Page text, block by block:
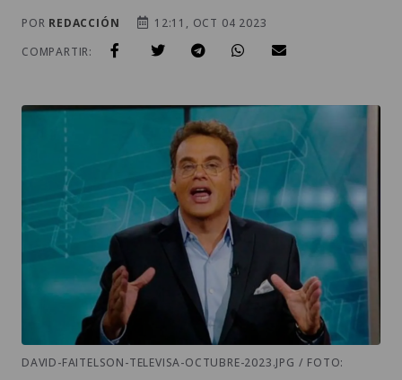
POR REDACCIÓN
12:11, OCT 04 2023
COMPARTIR:
DAVID-FAITELSON-TELEVISA-OCTUBRE-2023.JPG / FOTO: